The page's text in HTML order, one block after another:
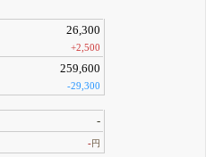
26,300
+2,500
259,600
-29,300
-
-円